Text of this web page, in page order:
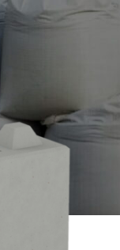
блоки TM FBSlock